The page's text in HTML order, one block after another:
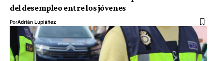
del desempleo entre los jóvenes
PorAdrián Lupiáñez